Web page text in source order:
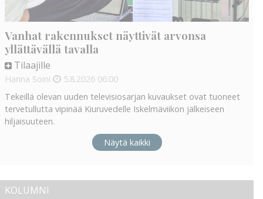
Vanhat rakennukset näyttivät arvonsa
yllättävällä tavalla
Tilaajille
Hanna Soini 5.8.2026 06:00
Tekeillä olevan uuden televisiosarjan kuvaukset ovat tuoneet
tervetullutta vipinää Kiuruvedelle Iskelmäviikon jälkeiseen
hiljaisuuteen.
Näytä kaikki
KOLUMNI